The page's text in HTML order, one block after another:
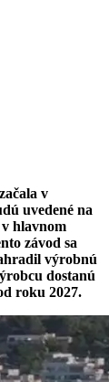
v
uvedené na
hlavnom
závod sa
výrobnú
dostanú
roku 2027.